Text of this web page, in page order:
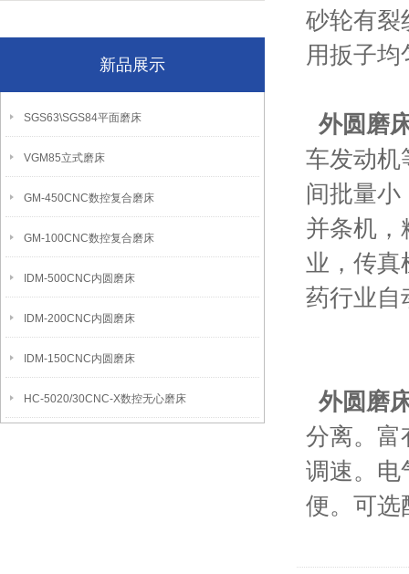
新品展示
SGS63\SGS84平面磨床
VGM85立式磨床
GM-450CNC数控复合磨床
GM-100CNC数控复合磨床
IDM-500CNC内圆磨床
IDM-200CNC内圆磨床
IDM-150CNC内圆磨床
HC-5020/30CNC-X数控无心磨床
砂轮有裂
用扳子
外圆磨
车发动机
间批量
并条机，
业，传真
药行业自
外圆磨
分离。富
调速。电
便。可选